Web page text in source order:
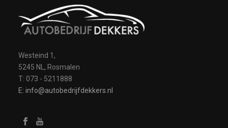
Westeind 1,
5245 NL, Rosmalen
T: 073 - 5211888
E: info@autobedrijfdekkers.nl